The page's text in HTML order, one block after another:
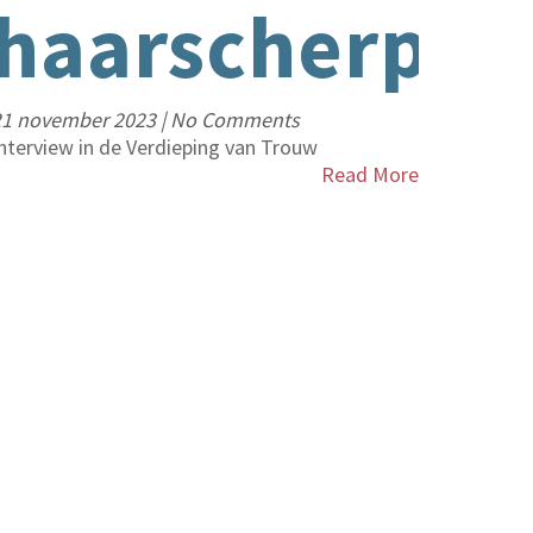
november 2023|No Comments
in de Verdieping van Trouw
Read More